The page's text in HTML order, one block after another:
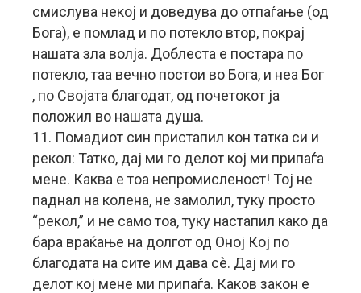
смислува некој и доведува до отпаѓање (од
Бога), е помлад и по потекло втор, покрај
нашата зла волја. Доблеста е постара по
потекло, таа вечно постои во Бога, и неа Бог
, по Својата благодат, од почетокот ја
положил во нашата душа.
11. Помадиот син пристапил кон татка си и
рекол: Татко, дај ми го делот кој ми припаѓа
мене. Каква е тоа непромисленост! Тој не
паднал на колена, не замолил, туку просто
“рекол,” и не само тоа, туку настапил како да
бара враќање на долгот од Оној Кој по
благодата на сите им дава сè. Дај ми го
делот кој мене ми припаѓа. Каков закон е